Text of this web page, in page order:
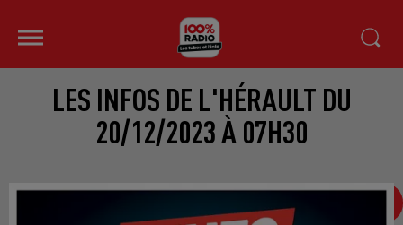
LES INFOS DE L'HÉRAULT DU
20/12/2023 À 07H30